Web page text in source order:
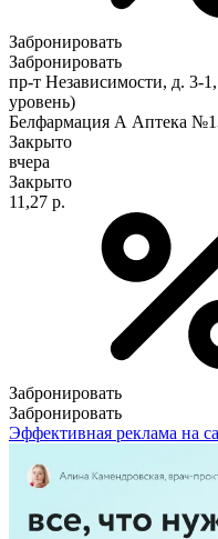
Забронировать
Забронировать
пр-т Независимости, д. 3-
уровень)
Белфармация А Аптека
Закрыто
вчера
Закрыто
11,27 р.
Забронировать
Забронировать
Эффективная реклама на